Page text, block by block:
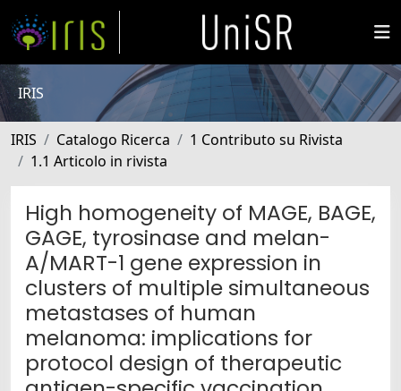
IRIS
IRIS Catalogo Ricerca
1 Contributo su Rivista
1.1 Articolo in rivista
High homogeneity of MAGE, BAGE,
GAGE, tyrosinase and melan-
A/MART-1 gene expression in
clusters of multiple simultaneous
metastases of human
melanoma: implications for
protocol design of therapeutic